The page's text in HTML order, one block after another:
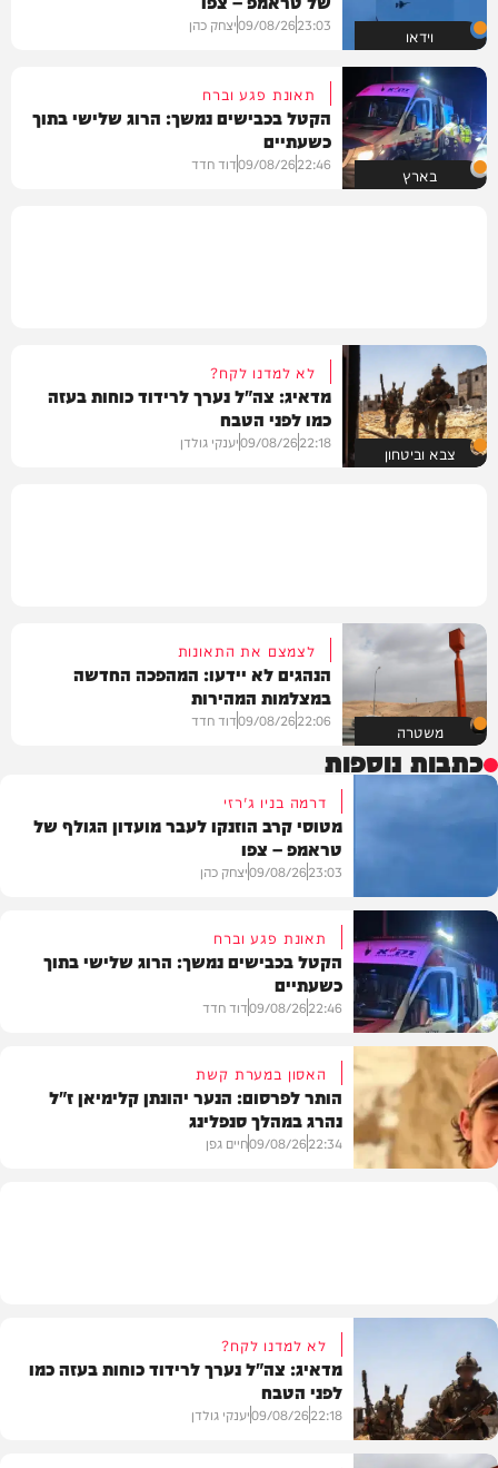
וידאו 23:03
09/08/26יצחק כהן
בארץ
תאונת פגע וברח
הקטל בכבישים נמשך: הרוג שלישי בתוך
כשעתיים
22:46
09/08/26דוד חדד
צבא וביטחון
לא למדנו לקח?
מדאיג: צה"ל נערך לרידוד כוחות בעזה
כמו לפני הטבח
22:18
09/08/26יענקי גולדן
משטרה
לצמצם את התאונות
הנהגים לא יידעו: המהפכה החדשה
במצלמות המהירות
22:06
09/08/26דוד חדד
כתבות נוספות
וידאו
דרמה בניו ג'רזי
מטוסי קרב הוזנקו לעבר מועדון הגולף של
טראמפ – צפו
23:03
09/08/26יצחק כהן
תאונת פגע וברח
הקטל בכבישים נמשך: הרוג שלישי בתוך
כשעתיים
22:46
09/08/26דוד חדד
האסון במערת קשת
הותר לפרסום: הנער יהונתן קלימיאן ז"ל
נהרג במהלך סנפלינג
22:34
09/08/26חיים גפן
לא למדנו לקח?
מדאיג: צה"ל נערך לרידוד כוחות בעזה כמו
לפני הטבח
22:18
09/08/26יענקי גולדן